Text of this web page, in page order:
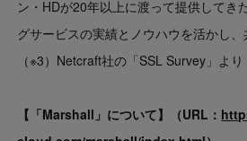
ン・HDが20年以上に渡って提供してき
グサービスの実績とノウハウを活かし、
（※3）Netcraft社の「SSL Survey」よ
【 「Marshall」について】 （URL：